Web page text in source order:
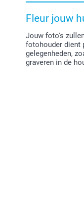
Fleur jouw
Jouw foto's
fotohouder dient
gelegenheden,
graveren in de